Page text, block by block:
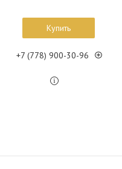
Купить
+7 (778) 900-30-96